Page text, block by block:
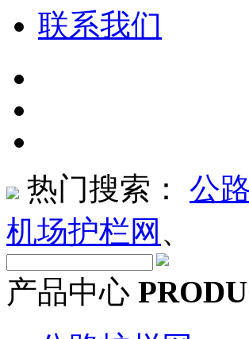
联系我们
热门搜索： 公
机场护栏网 、
产品中心